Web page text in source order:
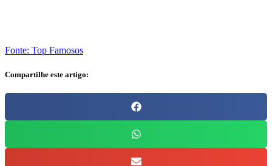
Fonte: Top Famosos
Compartilhe este artigo: